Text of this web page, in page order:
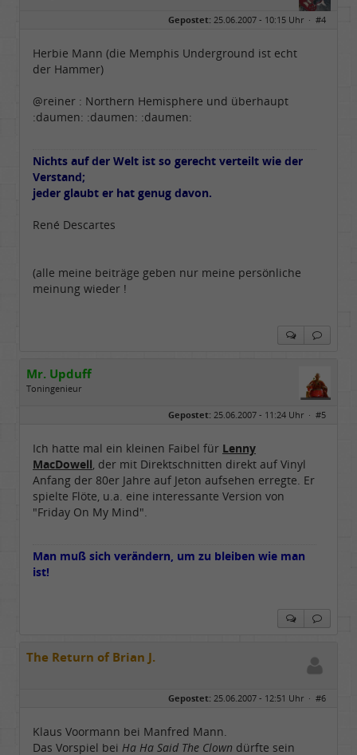
Dabei seit:
05 / 2006
Gepostet: 25.06.2007 - 10:15 Uhr · #4
Herbie Mann (die Memphis Underground ist echt
der Hammer)
@reiner : Northern Hemisphere und überhaupt
:daumen: :daumen: :daumen:
Nichts auf der Welt ist so gerecht verteilt wie der
Verstand;
jeder glaubt er hat genug davon.
René Descartes
(alle meine beiträge geben nur meine persönliche
meinung wieder !
Mr. Upduff
Toningenieur
Basemountainhome
Dabei seit:
02 / 2007
Gepostet: 25.06.2007 - 11:24 Uhr · #5
Ich hatte mal ein kleinen Faibel für Lenny
MacDowell, der mit Direktschnitten direkt auf Vinyl
Anfang der 80er Jahre auf Jeton aufsehen erregte. Er
spielte Flöte, u.a. eine interessante Version von
"Friday On My Mind".
Man muß sich verändern, um zu bleiben wie man
ist!
The Return of Brian J.
Gepostet: 25.06.2007 - 12:51 Uhr · #6
Klaus Voormann bei Manfred Mann.
Das Vorspiel bei Ha Ha Said The Clown dürfte sein